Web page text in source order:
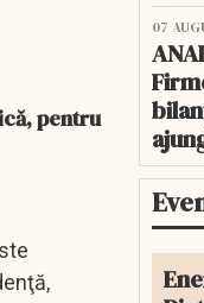
pentru
07